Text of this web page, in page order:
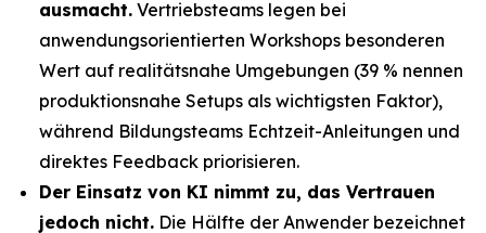
ausmacht. Vertriebsteams legen bei
anwendungsorientierten Workshops besonderen
Wert auf realitätsnahe Umgebungen (39 % nennen
produktionsnahe Setups als wichtigsten Faktor),
während Bildungsteams Echtzeit-Anleitungen und
direktes Feedback priorisieren.
Der Einsatz von KI nimmt zu, das Vertrauen
jedoch nicht. Die Hälfte der Anwender bezeichnet